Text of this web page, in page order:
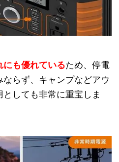
にも優れているため、停電
らず、キャンプなどアウ
しても非常に重宝しま